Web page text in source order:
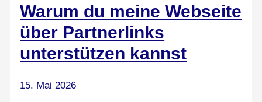
Warum du meine Webseite
über Partnerlinks
unterstützen kannst
15. Mai 2026